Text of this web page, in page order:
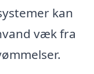
kan
væk fra